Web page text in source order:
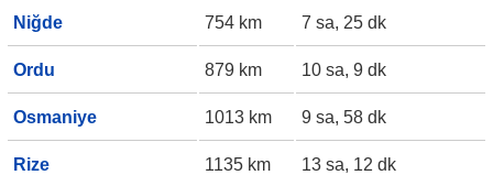
Niğde 754 km 7 sa, 25 dk
Ordu 879 km 10 sa, 9 dk
Osmaniye 1013 km 9 sa, 58 dk
Rize 1135 km 13 sa, 12 dk